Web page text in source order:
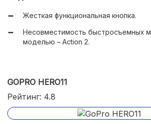
Долгое время работы от
Два дисплея, включая один рядом с
удобного контроля над кадром.
Относительно низкая цена по
Резьба на объективе для установки
поддержка быстрой зарядки для
Жесткая функциональная кнопка.
Несовместимость быстросъемных
моделью – Action 2.
GOPRO HERO11
Рейтинг: 4.8